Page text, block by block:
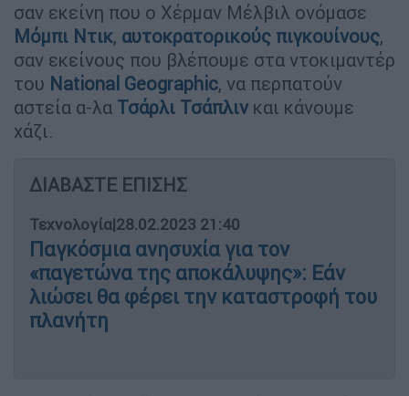
σαν εκείνη που ο Χέρμαν Μέλβιλ ονόμασε
Μόμπι Ντικ, αυτοκρατορικούς πιγκουίνους,
σαν εκείνους που βλέπουμε στα ντοκιμαντέρ
του National Geographic, να περπατούν
αστεία α-λα Τσάρλι Τσάπλινκαι κάνουμε
χάζι.
ΔΙΑΒΑΣΤΕ ΕΠΙΣΗΣ
Τεχνολογία|28.02.2023 21:40
Παγκόσμια ανησυχία για τον
«παγετώνα της αποκάλυψης»: Εάν
λιώσει θα φέρει την καταστροφή του
πλανήτη